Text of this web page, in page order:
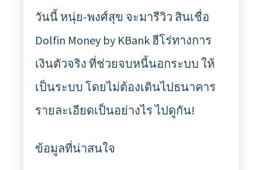
วันนี้ หนุ่ย-พงศ์สุข จะมารีวิว สินเชื่อ
Dolfin Money by KBank ฮีโร่ทางการ
เงินตัวจริง ที่ช่วยจบหนี้นอกระบบ ให้
เป็นระบบ โดยไม่ต้องเดินไปธนาคาร
รายละเอียดเป็นอย่างไร ไปดูกัน!
ข้อมูลที่น่าสนใจ